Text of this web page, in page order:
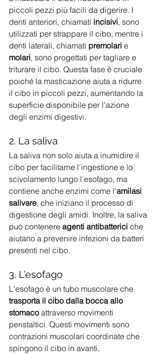
piccoli pezzi più facili da digerire. I
denti anteriori, chiamati incisivi, sono
utilizzati per strappare il cibo, mentre i
denti laterali, chiamati premolari e
molari, sono progettati per tagliare e
triturare il cibo. Questa fase è cruciale
poiché la masticazione aiuta a ridurre
il cibo in piccoli pezzi, aumentando la
superficie disponibile per l'azione
degli enzimi digestivi.
2. La saliva
La saliva non solo aiuta a inumidire il
cibo per facilitarne l'ingestione e lo
scivolamento lungo l'esofago, ma
contiene anche enzimi come l'amilasi
salivare, che iniziano il processo di
digestione degli amidi. Inoltre, la saliva
può contenere agenti antibatterici che
aiutano a prevenire infezioni da batteri
presenti nel cibo.
3. L'esofago
L'esofago è un tubo muscolare che
trasporta il cibo dalla bocca allo
stomaco attraverso movimenti
peristaltici. Questi movimenti sono
contrazioni muscolari coordinate che
spingono il cibo in avanti,